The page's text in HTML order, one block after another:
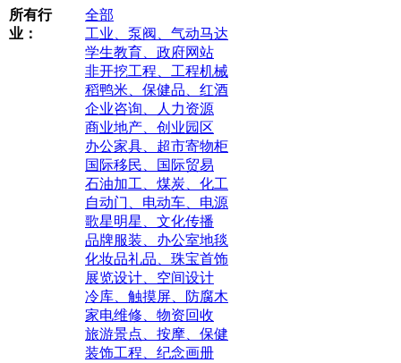
所有行
业：
全部
工业、泵阀、气动马达
学生教育、政府网站
非开挖工程、工程机械
稻鸭米、保健品、红酒
企业咨询、人力资源
商业地产、创业园区
办公家具、超市寄物柜
国际移民、国际贸易
石油加工、煤炭、化工
自动门、电动车、电源
歌星明星、文化传播
品牌服装、办公室地毯
化妆品礼品、珠宝首饰
展览设计、空间设计
冷库、触摸屏、防腐木
家电维修、物资回收
旅游景点、按摩、保健
装饰工程、纪念画册